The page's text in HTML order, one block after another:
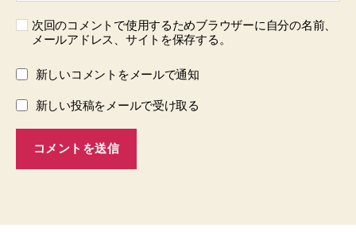
次回のコメントで使用するためブラウザーに自分の名前、
メールアドレス、サイトを保存する。
新しいコメントをメールで通知
新しい投稿をメールで受け取る